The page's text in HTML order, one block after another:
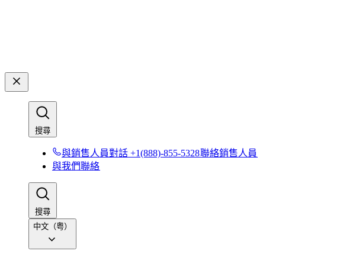
搜尋​​
與銷售人員對話 +1(888)-855-5328​​聯絡銷售人員​​
與我們聯絡​​
搜尋​​
中文（粤）